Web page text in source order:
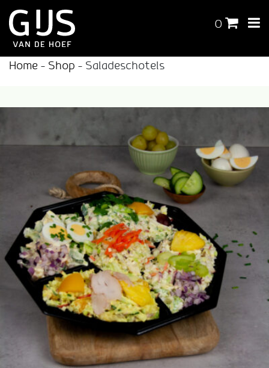
0
Home - Shop - Saladeschotels